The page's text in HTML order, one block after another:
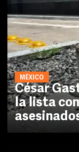
MÉXICO
César
la lista